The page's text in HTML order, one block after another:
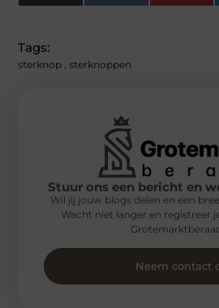
(Twitter)
Tags:
sterknop ,sterknoppen
Stuur ons een bericht en
Wil jij jouw blogs delen en een
Wacht niet langer en registreer
Neem contact